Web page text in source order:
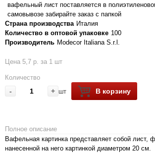
вафельный лист поставляется в
самовывозе забирайте заказ с папкой
Страна производства Италия
Количество в оптовой упаковке 100
Производитель Modecor Italiana S.r.l.
Цена 5,7 р. за 1 шт
Количество
- + шт В корзину
Полное описание
Вафельная картинка представляет собой лист,
нанесенной на него картинкой диаметром 20 см.